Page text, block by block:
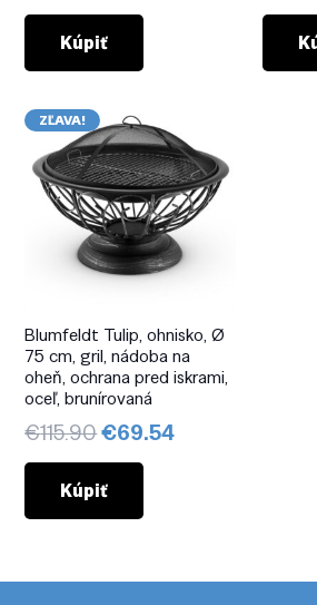
cena
bola:
€149.90. €99.90.
Kúpiť
ZĽAVA!
Blumfeldt Tulip, ohnisko, Ø
75 cm, gril, nádoba na
oheň, ochrana pred iskrami,
oceľ, brunírovaná
€115.90Pôvodná
cena
bola:
€115.90.
€69.54Aktuálna
Kúpiť